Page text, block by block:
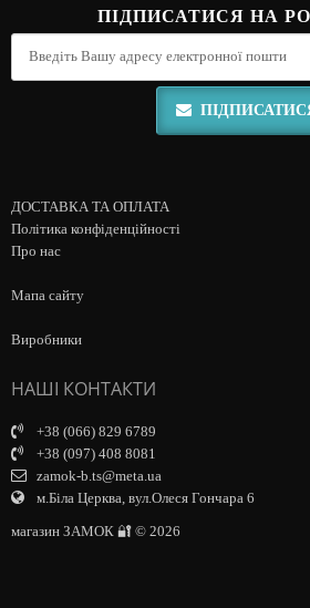
ПІДПИСАТИСЯ НА
ДОСТАВКА ТА ОПЛАТА
Політика конфіденційності
Про нас
Мапа сайту
Виробники
НАШІ КОНТАКТИ
+38 (066) 829 6789
+38 (097) 408 8081
zamok-b.ts@meta.ua
м.Біла Церква, вул.Олеся Гончара 6
магазин ЗАМОК 🔐 © 2026